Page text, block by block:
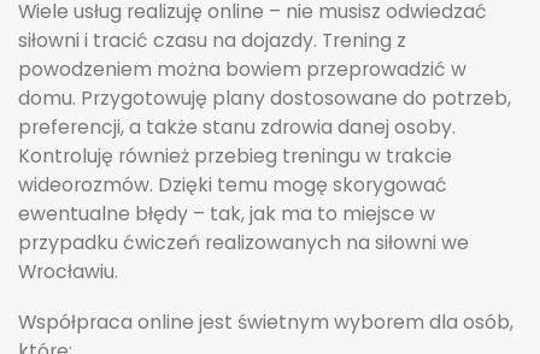
Wiele usług realizuję online – nie musisz odwiedzać
siłowni i tracić czasu na dojazdy. Trening z
powodzeniem można bowiem przeprowadzić w
domu. Przygotowuję plany dostosowane do potrzeb,
preferencji, a także stanu zdrowia danej osoby.
Kontroluję również przebieg treningu w trakcie
wideorozmów. Dzięki temu mogę skorygować
ewentualne błędy – tak, jak ma to miejsce w
przypadku ćwiczeń realizowanych na siłowni we
Wrocławiu.
Współpraca online jest świetnym wyborem dla osób,